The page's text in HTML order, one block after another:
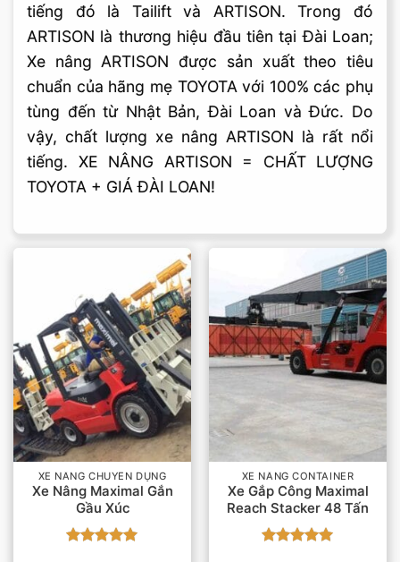
tiếng đó là Tailift và ARTISON. Trong đó
ARTISON là thương hiệu đầu tiên tại Đài Loan;
Xe nâng ARTISON được sản xuất theo tiêu
chuẩn của hãng mẹ TOYOTA với 100% các phụ
tùng đến từ Nhật Bản, Đài Loan và Đức. Do
vậy, chất lượng xe nâng ARTISON là rất nổi
tiếng. XE NÂNG ARTISON = CHẤT LƯỢNG
TOYOTA + GIÁ ĐÀI LOAN!
XE NÂNG CHUYÊN DỤNG
Xe Nâng Maximal Gắn
Gầu Xúc
XE NÂNG CONTAINER
Xe Gắp Công Maximal
Reach Stacker 48 Tấn